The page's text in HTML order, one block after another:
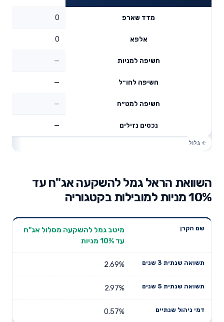
מדד שארפ 0
אלפא 0
חשיפה למניות —
חשיפה לחו״ל —
חשיפה למט״ח —
נכסים נזילים —
השוואת הראל גמל להשקעה אג"ח עד
10% מניות למובילות בקטגוריה
שנתית 3
תשואה
דמי ניהול
מיטב גמל להשקעה מסלול אג''ח
עד 10% מניות
2.69%
2.97%
0.57%